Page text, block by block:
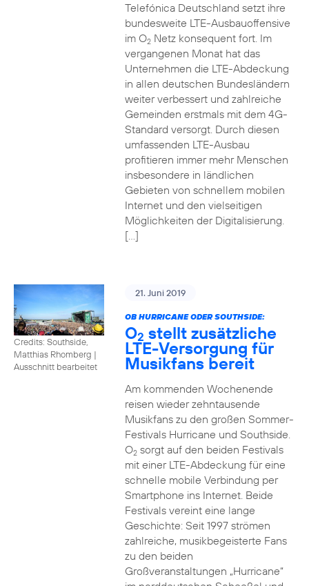
Telefónica Deutschland setzt ihre
bundesweite LTE-Ausbauoffensive
im O2Netz konsequent fort. Im
vergangenen Monat hat das
Unternehmen die LTE-Abdeckung
in allen deutschen Bundesländern
weiter verbessert und zahlreiche
Gemeinden erstmals mit dem 4G-
Standard versorgt. Durch diesen
umfassenden LTE-Ausbau
profitieren immer mehr Menschen
insbesondere in ländlichen
Gebieten von schnellem mobilen
Internet und den vielseitigen
Möglichkeiten der Digitalisierung.
[…]
Credits: Southside,
Matthias Rhomberg |
Ausschnitt bearbeitet
21. Juni 2019
OB HURRICANE ODER SOUTHSIDE:
O2 stellt zusätzliche
LTE-Versorgung für
Musikfans bereit
Am kommenden Wochenende
reisen wieder zehntausende
Musikfans zu den großen Sommer-
Festivals Hurricane und Southside.
O2sorgt auf den beiden Festivals
mit einer LTE-Abdeckung für eine
schnelle mobile Verbindung per
Smartphone ins Internet. Beide
Festivals vereint eine lange
Geschichte: Seit 1997 strömen
zahlreiche, musikbegeisterte Fans
zu den beiden
Großveranstaltungen „Hurricane“